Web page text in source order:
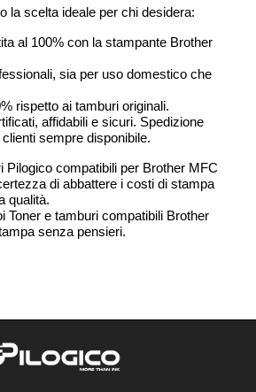
la scelta ideale per chi desidera:
al 100% con la stampante Brother
sia per uso domestico che
rispetto ai tamburi originali.
affidabili e sicuri. Spedizione
sempre disponibile.
Pilogico compatibili per Brother MFC
di abbattere i costi di stampa
qualità.
Toner e tamburi compatibili Brother
senza pensieri.